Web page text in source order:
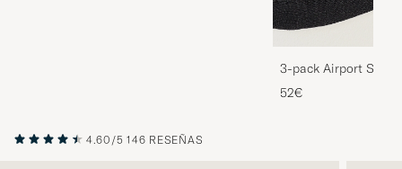
3-pack Airport
Melange
52€
4.60/5 146 RESEÑAS